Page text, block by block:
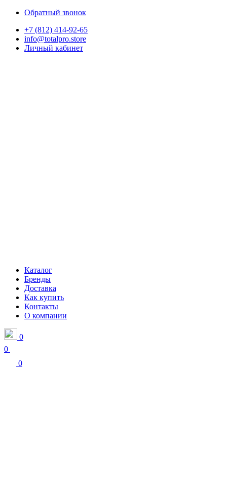
Обратный звонок
+7 (812) 414-92-65
info@totalpro.store
Личный кабинет
Каталог
Бренды
Доставка
Как купить
Контакты
О компании
0
0
0